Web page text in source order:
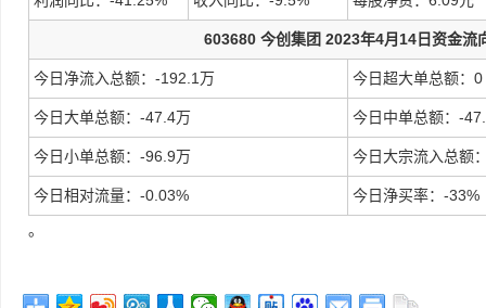
603680 今创集团 2023年4月14日资金流
今日净流入总额：-192.1万 今日超大单总额：0
今日大单总额：-47.4万 今日中单总额：-
今日小单总额：-96.9万 今日大宗流入总额
今日相对流量：-0.03%
今日浄买率：-33%
。